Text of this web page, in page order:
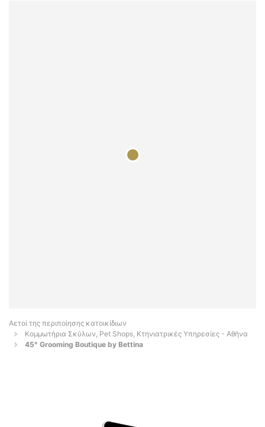
Αετοί της περιποίησης κατοικίδιων
Κομμωτήρια Σκύλων, Pet Shops, Κτηνιατρικές Υπηρεσίες - Αθήνα
45° Grooming Boutique by Bettina